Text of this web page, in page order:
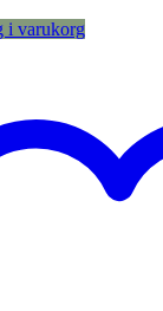
i varukorg